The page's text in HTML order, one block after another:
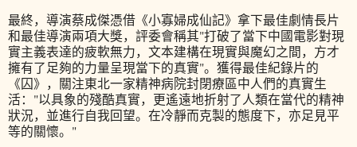
最終，導演蔡成傑憑借《小寡婦成仙記》拿下最佳劇情長片
和最佳導演兩項大獎，評委會稱其"打破了當下中國電影對現
實主義表達的疲軟無力，文本建構在現實與魔幻之間，方才
擁有了足夠的力量呈現當下的真實"。獲得最佳紀錄片的
《囚》，關注東北一家精神病院封閉療區中人們的真實生
活："以具象的殘酷真實，更遙遠地折射了人類在當代的精神
狀況，並進行自我回望。在冷靜而克製的態度下，亦足見平
等的關懷。"